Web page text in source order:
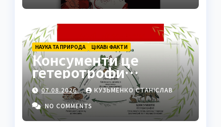
НАУКА ТА ПРИРОДА ЦІКАВІ ФАКТИ
Консументи це
гетеротрофи
екосистеми
07.08.2026
КУЗЬМЕНКО СТАНІСЛАВ
NO COMMENTS